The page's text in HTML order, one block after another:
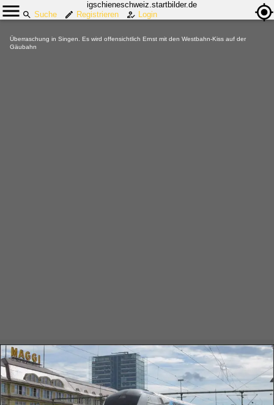
igschieneschweiz.startbilder.de
Suche
Registrieren Login
Überraschung in Singen. Es wird offensichtlich Ernst mit den Westbahn-Kiss auf der
Gäubahn